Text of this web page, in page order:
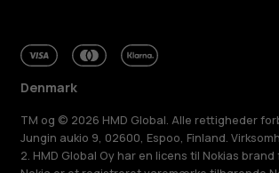
Denmark
TM og © 2026 HMD Global. Alle rettigheder
Jungin aukio 9, 02600, Espoo, Finland.
2. HMD Global Oy har en licens til Nokias